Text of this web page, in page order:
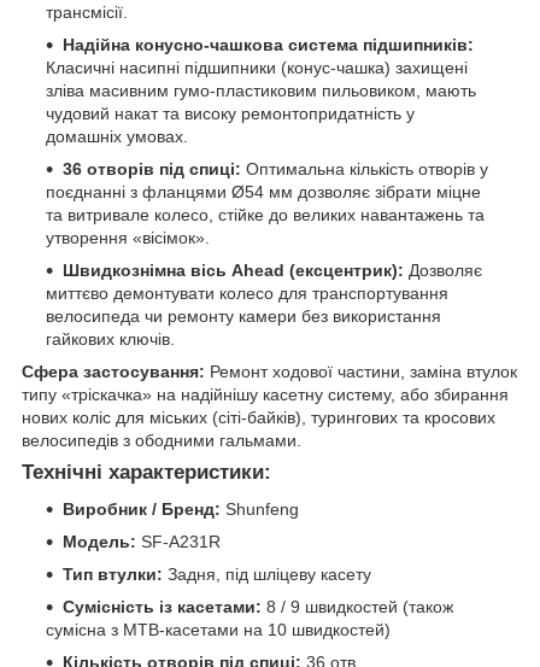
трансмісії.
Надійна конусно-чашкова система підшипників:
Класичні насипні підшипники (конус-чашка) захищені
зліва масивним гумо-пластиковим пильовиком, мають
чудовий накат та високу ремонтопридатність у
домашніх умовах.
36 отворів під спиці: Оптимальна кількість отворів у
поєднанні з фланцями Ø54 мм дозволяє зібрати міцне
та витривале колесо, стійке до великих навантажень та
утворення «вісімок».
Швидкознімна вісь Ahead (ексцентрик): Дозволяє
миттєво демонтувати колесо для транспортування
велосипеда чи ремонту камери без використання
гайкових ключів.
Сфера застосування: Ремонт ходової частини, заміна втулок
типу «тріскачка» на надійнішу касетну систему, або збирання
нових коліс для міських (сіті-байків), турингових та кросових
велосипедів з ободними гальмами.
Технічні характеристики:
Виробник / Бренд: Shunfeng
Модель: SF-A231R
Тип втулки: Задня, під шліцеву касету
Сумісність із касетами: 8 / 9 швидкостей (також
сумісна з MTB-касетами на 10 швидкостей)
Кількість отворів під спиці: 36 отв.